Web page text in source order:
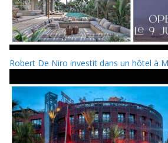
Robert De Niro investit dans un hôtel à